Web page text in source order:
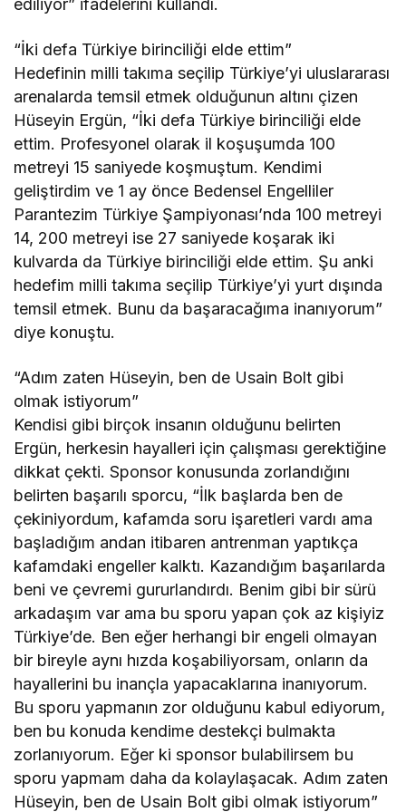
ediliyor” ifadelerini kullandı.
“İki defa Türkiye birinciliği elde ettim”
Hedefinin milli takıma seçilip Türkiye’yi uluslararası
arenalarda temsil etmek olduğunun altını çizen
Hüseyin Ergün, “İki defa Türkiye birinciliği elde
ettim. Profesyonel olarak il koşuşumda 100
metreyi 15 saniyede koşmuştum. Kendimi
geliştirdim ve 1 ay önce Bedensel Engelliler
Parantezim Türkiye Şampiyonası’nda 100 metreyi
14, 200 metreyi ise 27 saniyede koşarak iki
kulvarda da Türkiye birinciliği elde ettim. Şu anki
hedefim milli takıma seçilip Türkiye’yi yurt dışında
temsil etmek. Bunu da başaracağıma inanıyorum”
diye konuştu.
“Adım zaten Hüseyin, ben de Usain Bolt gibi
olmak istiyorum”
Kendisi gibi birçok insanın olduğunu belirten
Ergün, herkesin hayalleri için çalışması gerektiğine
dikkat çekti. Sponsor konusunda zorlandığını
belirten başarılı sporcu, “İlk başlarda ben de
çekiniyordum, kafamda soru işaretleri vardı ama
başladığım andan itibaren antrenman yaptıkça
kafamdaki engeller kalktı. Kazandığım başarılarda
beni ve çevremi gururlandırdı. Benim gibi bir sürü
arkadaşım var ama bu sporu yapan çok az kişiyiz
Türkiye’de. Ben eğer herhangi bir engeli olmayan
bir bireyle aynı hızda koşabiliyorsam, onların da
hayallerini bu inançla yapacaklarına inanıyorum.
Bu sporu yapmanın zor olduğunu kabul ediyorum,
ben bu konuda kendime destekçi bulmakta
zorlanıyorum. Eğer ki sponsor bulabilirsem bu
sporu yapmam daha da kolaylaşacak. Adım zaten
Hüseyin, ben de Usain Bolt gibi olmak istiyorum”